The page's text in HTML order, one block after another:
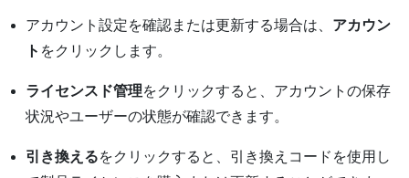
アカウント設定を確認または更新する場合は、 アカウン
ト をクリックします。
ライセンスド管理をクリックすると、アカウントの保存
状況やユーザーの状態が確認できます。
引き換えるをクリックすると、引き換えコードを使用し